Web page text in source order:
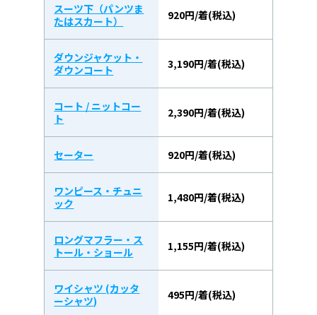
スーツ下（パンツま
たはスカート）
920円/着(税込)
ダウンジャケット・
ダウンコート
3,190円/着(税込)
コート / ニットコー
ト
2,390円/着(税込)
セーター 920円/着(税込)
ワンピース・チュニ
ック
1,480円/着(税込)
ロングマフラー・ス
トール・ショール
1,155円/着(税込)
ワイシャツ (カッタ
ーシャツ)
495円/着(税込)